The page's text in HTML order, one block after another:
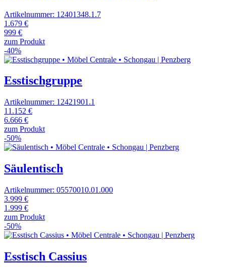
Artikelnummer: 12401348.1.7
1.679 €
999 €
zum Produkt
-40%
Esstischgruppe
Artikelnummer: 12421901.1
11.152 €
6.666 €
zum Produkt
-50%
Säulentisch
Artikelnummer: 05570010.01.000
3.999 €
1.999 €
zum Produkt
-50%
Esstisch Cassius